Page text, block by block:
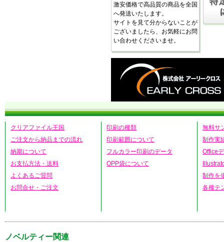
激安価格で高品質の商品を全国
へ発送いたします。
サイトを見て分からないことが
ございましたら、お気軽にお問
い合わせくださいませ。
クリアファイル王国
ご注文から納品までの流れ
納期について
お支払方法・送料
よくあるご質問
お問合せ・ご注文
印刷の種類
印刷範囲について
フルカラー印刷のデータ
OPP袋について
無料サ
制作実
Office
制作を
各種テ
ノベルティー関連